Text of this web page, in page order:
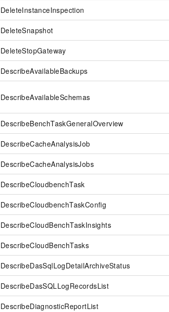
DeleteInstanceInspection
DeleteSnapshot
DeleteStopGateway
DescribeAvailableBackups
DescribeAvailableSchemas
DescribeBenchTaskGeneralOverview
DescribeCacheAnalysisJob
DescribeCacheAnalysisJobs
DescribeCloudbenchTask
DescribeCloudbenchTaskConfig
DescribeCloudBenchTaskInsights
DescribeCloudBenchTasks
DescribeDasSqlLogDetailArchiveStatus
DescribeDasSQLLogRecordsList
DescribeDiagnosticReportList